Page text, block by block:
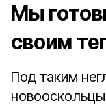
Мы
своим
Под таким